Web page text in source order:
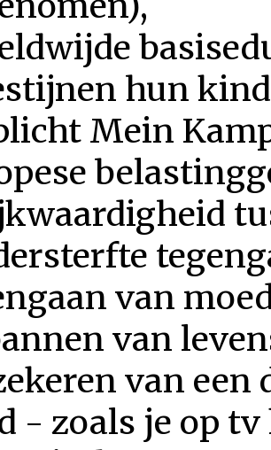
hun
Mein
van
van
van een
- zoals je op